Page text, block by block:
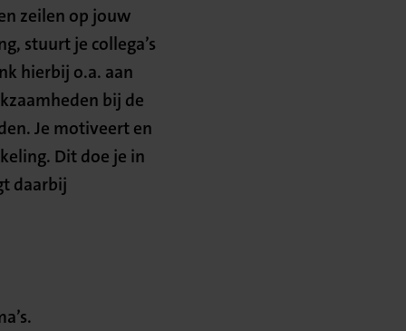
zeilen op jouw
stuurt je collega’s
hierbij o.a. aan
bij de
Je motiveert en
Dit doe je in
daarbij